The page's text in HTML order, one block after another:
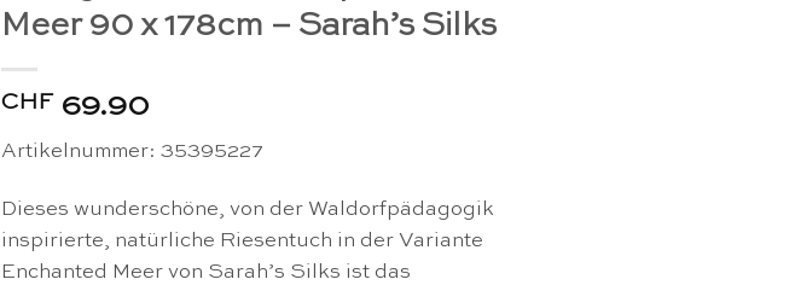
Meer 90 x 178cm – Sarah’s Silks
CHF 69.90
Artikelnummer: 35395227
Dieses wunderschöne, von der Waldorfpädagogik
inspirierte, natürliche Riesentuch in der Variante
Enchanted Meer von Sarah’s Silks ist das